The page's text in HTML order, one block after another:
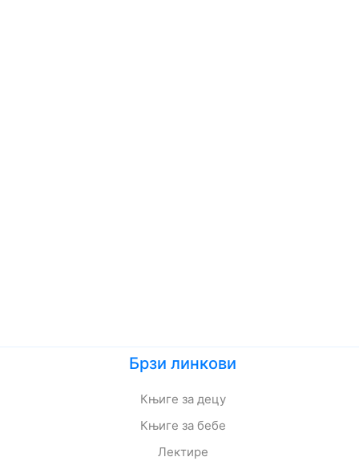
Брзи линкови
Књиге за децу
Књиге за бебе
Лектире